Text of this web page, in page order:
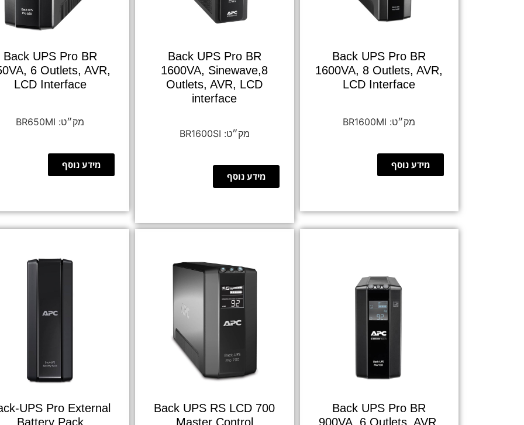
Back UPS Pro BR
1600VA, 8 Outlets, AVR,
LCD Interface
BR1600MI
מידע נוסף
Back UPS Pro BR
1600VA, Sinewave,8
Outlets, AVR, LCD
interface
BR1600SI
מידע נוסף
Back UPS Pro BR
6 Outlets, AVR,
LCD Interface
BR650MI
מידע נוסף
Back UPS Pro BR
900VA, 6 Outlets, AVR,
Back UPS RS LCD 700
Master Control
UPS Pro External
Battery Pack